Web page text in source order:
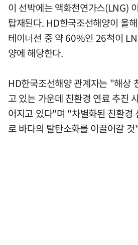
이 선박에는 액화천연가스(LNG)
탑재된다. HD한국조선해양이 올
테이너선 중 약 60%인 26척이
양에 해당한다.
HD한국조선해양 관계자는 "해상
고 있는 가운데 친환경 연료 추진
어지고 있다"며 "차별화된 친환경
로 바다의 탈탄소화를 이끌어갈